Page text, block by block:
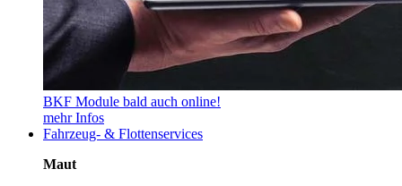
BKF Module bald auch online!
mehr Infos
Fahrzeug- & Flottenservices
Maut